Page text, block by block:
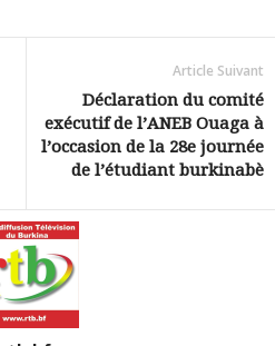
Article Suivant
Déclaration du comité
exécutif de l’ANEB Ouaga à
l’occasion de la 28e journée
de l’étudiant burkinabè